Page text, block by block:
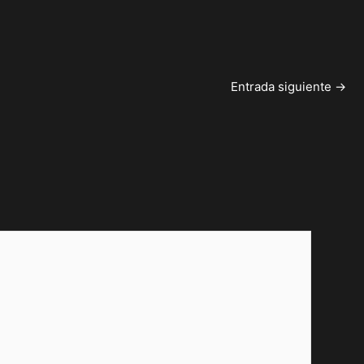
Entrada siguiente →